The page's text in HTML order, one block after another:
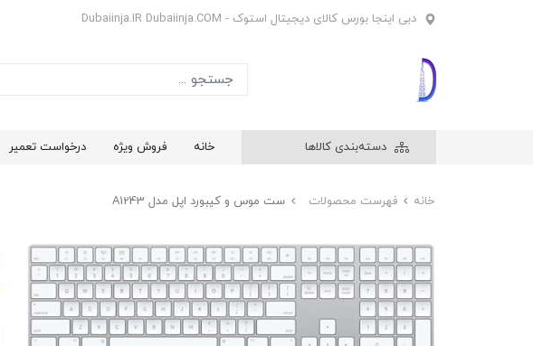
دبی اینجا بورس کالای دیجیتال استوک - Dubaiinja.IR Dubaiinja.COM
دسته‌بندی کالاها خانه فروش ویژه درخواست تعمیر
خانه فهرست محصولات ست موس و کیبورد اپل مدل A1243